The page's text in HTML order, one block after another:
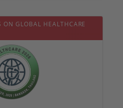
ON GLOBAL HEALTHCARE